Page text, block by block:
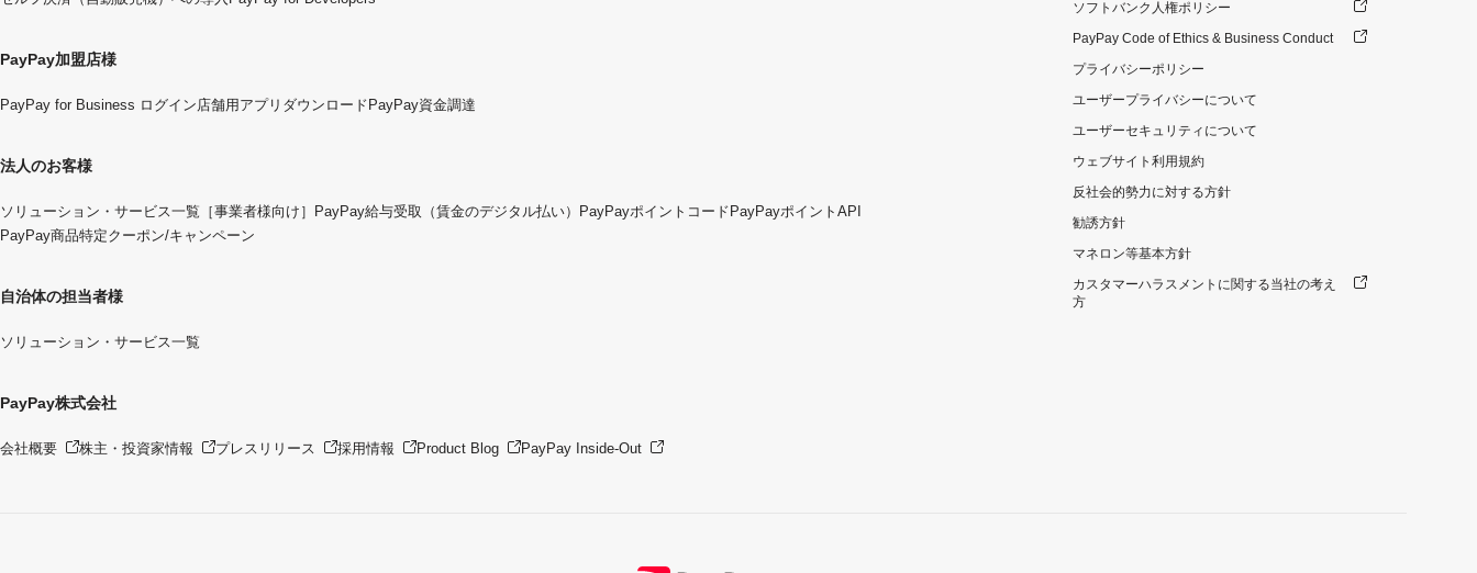
PayPay加盟店様
PayPay for Business ログイン 店舗用アプリダウンロード PayPay資金調達
法人のお客様
ソリューション・サービス一覧 ［事業者様向け］PayPay給与受取（賃金のデジタル払い） PayPayポイントコード PayPayポイントAPI
PayPay商品特定クーポン/キャンペーン
自治体の担当者様
ソリューション・サービス一覧
PayPay株式会社
会社概要 株主・投資家情報 プレスリリース 採用情報 Product Blog PayPay Inside-Out
ソフトバンク人権ポリシー
PayPay Code of Ethics & Business Conduct
プライバシーポリシー
ユーザープライバシーについて
ユーザーセキュリティについて
ウェブサイト利用規約
反社会的勢力に対する方針
勧誘方針
マネロン等基本方針
カスタマーハラスメントに関する当社の考え
方